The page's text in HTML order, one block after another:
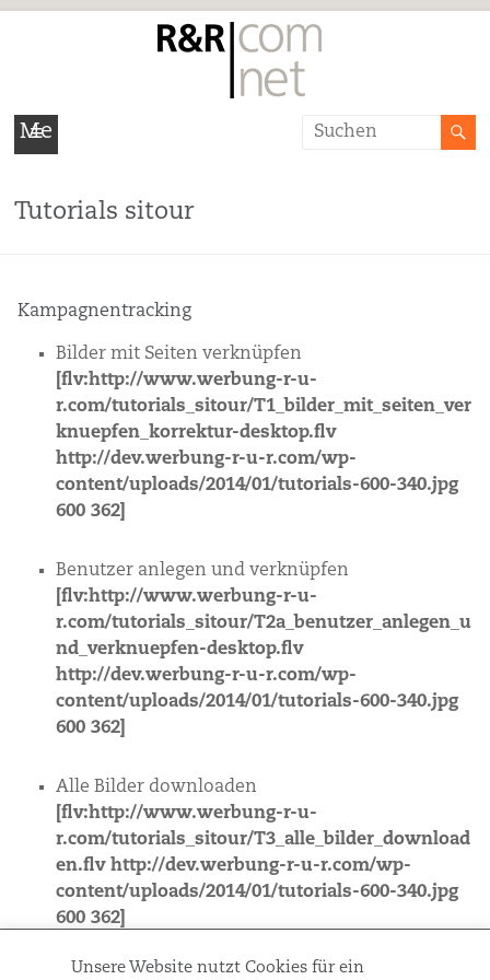
R&R/COM
für
Dialog
Marketing,
Seminare
Me
Tutorials sitour
Kampagnentracking
Bilder mit Seiten verknüpfen
[flv:http://www.werbung-r-u-
r.com/tutorials_sitour/T1_bilder_mit_seiten_ver
knuepfen_korrektur-desktop.flv
http://dev.werbung-r-u-r.com/wp-
content/uploads/2014/01/tutorials-600-340.jpg
600 362]
Benutzer anlegen und verknüpfen
[flv:http://www.werbung-r-u-
r.com/tutorials_sitour/T2a_benutzer_anlegen_u
nd_verknuepfen-desktop.flv
http://dev.werbung-r-u-r.com/wp-
content/uploads/2014/01/tutorials-600-340.jpg
600 362]
Alle Bilder downloaden
[flv:http://www.werbung-r-u-
r.com/tutorials_sitour/T3_alle_bilder_download
en.flv http://dev.werbung-r-u-r.com/wp-
content/uploads/2014/01/tutorials-600-340.jpg
600 362]
Unsere Website nutzt Cookies für ein